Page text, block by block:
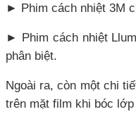
► Phim cách nhiệt 3M
► Phim cách nhiệt
phân biệt.
Ngoài ra, còn một chi
trên mặt film khi bóc lớp